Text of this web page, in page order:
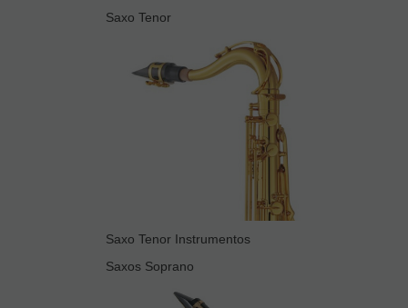
Saxo Tenor
Saxo Tenor Instrumentos
Saxos Soprano